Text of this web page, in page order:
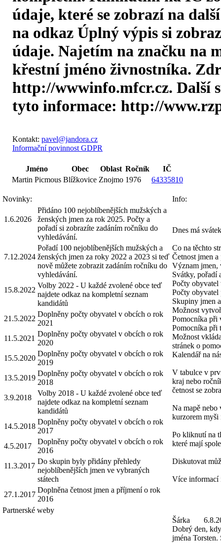
údaje, které se zobrazí na
na odkaz Úplný výpis si
údaje. Najetím na značku na
křestní jméno živnostníka.
http://wwwinfo.mfcr.cz. Další
tyto informace: http://
Kontakt: pavel@jandora.cz
Informační povinnost GDPR
Jméno Obec Oblast Ročník
IČ
Martin Picmous Blížkovice Znojmo 1976 64335810
Novinky: Info:
1.6.2026
Přidáno 100 nejoblíbenějších mužských a
ženských jmen za rok 2025. Počty a
pořadí si zobrazíte zadáním ročníku do
vyhledávání.
7.12.2024
Pořadí 100 nejoblíbenějších mužských a
ženských jmen za roky 2022 a 2023 si teď
nově můžete zobrazit zadáním ročníku do
vyhledávání.
15.8.2022
Volby 2022 - U každé zvolené obce teď
najdete odkaz na kompletní seznam
kandidátů
21.5.2022
Doplněny počty obyvatel v obcích o rok
2021
11.5.2021
Doplněny počty obyvatel v obcích o rok
2020
15.5.2020
Doplněny počty obyvatel v obcích o rok
2019
13.5.2019
Doplněny počty obyvatel v obcích o rok
2018
3.9.2018
Volby 2018 - U každé zvolené obce teď
najdete odkaz na kompletní seznam
kandidátů
14.5.2018
Doplněny počty obyvatel v obcích o rok
2017
4.5.2017
Doplněny počty obyvatel v obcích o rok
2016
11.3.2017
Do skupin byly přidány přehledy
nejoblíbenějších jmen ve vybraných
státech
27.1.2017
Doplněna četnost jmen a příjmení o rok
2016
Dnes má
Co na těchto
Četnost jmen
Význam jmen,
Svátky, pořadí
Počty obyvatel
Počty obyvatel
Skupiny jmen
Možnost
Pomocníka při
Pomocníka při
Možnost
stránek o
Kalendář na
V tabulce v
kraj nebo
četnost se
Na mapě nebo
kurzorem myši
Po kliknutí na
které mají
Diskutovat
Více informací
Partnerské weby
Šárka
Dobrý den,
jména